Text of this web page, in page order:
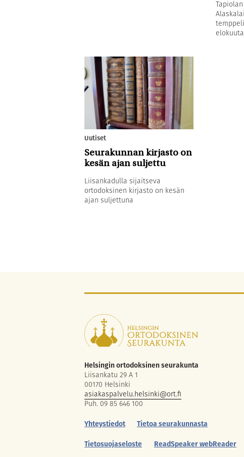
Uutiset
Seurakunnan kirjasto on
kesän ajan suljettu
Liisankadulla sijaitseva
ortodoksinen kirjasto on kesän
ajan suljettuna
Helsingin ortodoksinen seurakunta
Liisankatu 29 A 1
00170 Helsinki
asiakaspalvelu.helsinki@ort.fi
Puh. 09 85 646 100
Yhteystiedot
Tietoa seurakunnasta
Tietosuojaseloste
ReadSpeaker webReader